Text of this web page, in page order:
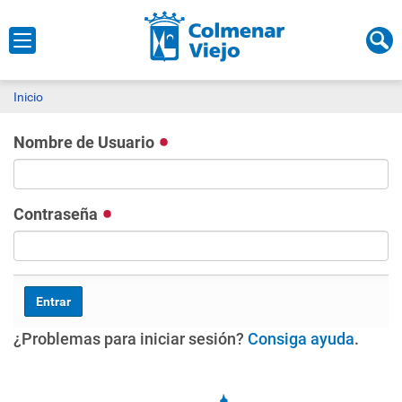
Inicio
Nombre de Usuario
Contraseña
¿Problemas para iniciar sesión? Consiga ayuda.